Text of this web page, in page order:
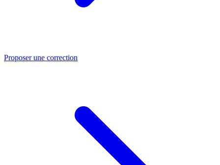
Proposer une correction